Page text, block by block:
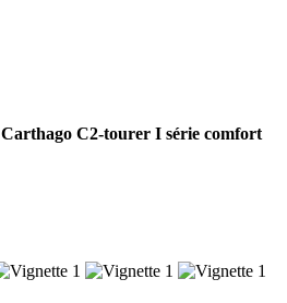
Carthago C2-tourer I série comfort